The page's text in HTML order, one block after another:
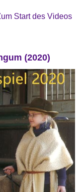
Start des Videos
(2020)